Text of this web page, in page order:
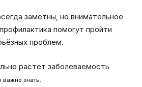
заметны, но внимательное
помогут пройти
проблем.
растет заболеваемость
важно знать.